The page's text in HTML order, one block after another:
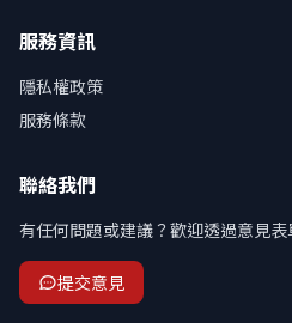
服務資訊
隱私權政策
服務條款
聯絡我們
有任何問題或建議？歡迎透過意見表
提交意見